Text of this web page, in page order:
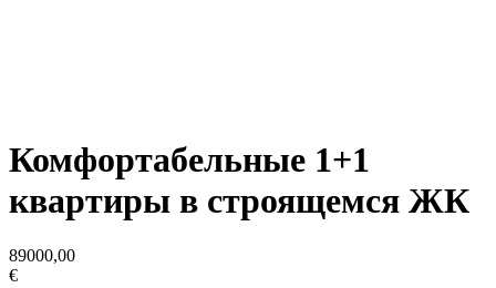
Комфортабельные 1+1
квартиры в строящемся ЖК
89000,00
€